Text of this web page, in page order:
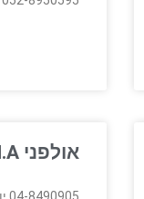
אולפני M.A